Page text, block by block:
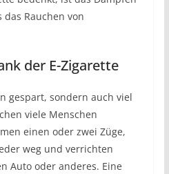
Rauchen von
der E-Zigarette
gespart, sondern auch viel
viele Menschen
einen oder zwei Züge,
weg und verrichten
Auto oder anderes. Eine